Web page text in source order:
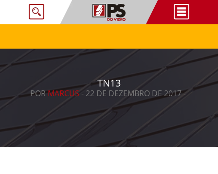
TN13
PORMARCUS- 22 DE DEZEMBRO DE 2017 -